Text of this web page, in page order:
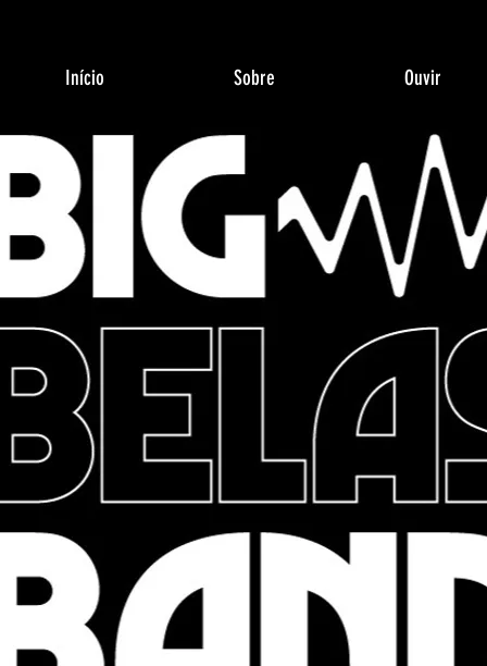
Início Sobre Ouvir